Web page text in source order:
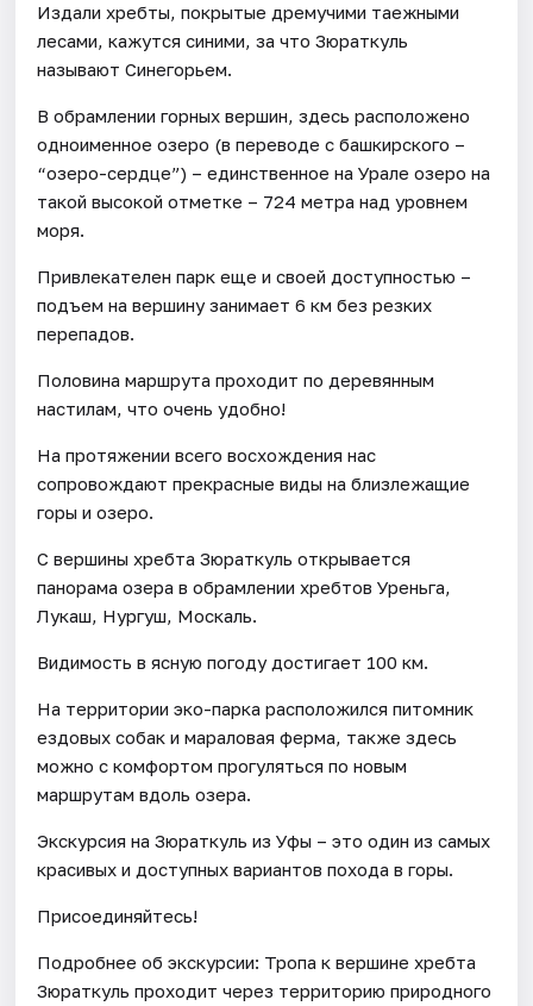
Издали хребты, покрытые дремучими таежными
лесами, кажутся синими, за что Зюраткуль
называют Синегорьем.
В обрамлении горных вершин, здесь расположено
одноименное озеро (в переводе с башкирского –
“озеро-сердце”) – единственное на Урале озеро на
такой высокой отметке – 724 метра над уровнем
моря.
Привлекателен парк еще и своей доступностью –
подъем на вершину занимает 6 км без резких
перепадов.
Половина маршрута проходит по деревянным
настилам, что очень удобно!
На протяжении всего восхождения нас
сопровождают прекрасные виды на близлежащие
горы и озеро.
С вершины хребта Зюраткуль открывается
панорама озера в обрамлении хребтов Уреньга,
Лукаш, Нургуш, Москаль.
Видимость в ясную погоду достигает 100 км.
На территории эко-парка расположился питомник
ездовых собак и мараловая ферма, также здесь
можно с комфортом прогуляться по новым
маршрутам вдоль озера.
Экскурсия на Зюраткуль из Уфы – это один из самых
красивых и доступных вариантов похода в горы.
Присоединяйтесь!
Подробнее об экскурсии: Тропа к вершине хребта
Зюраткуль проходит через территорию природного